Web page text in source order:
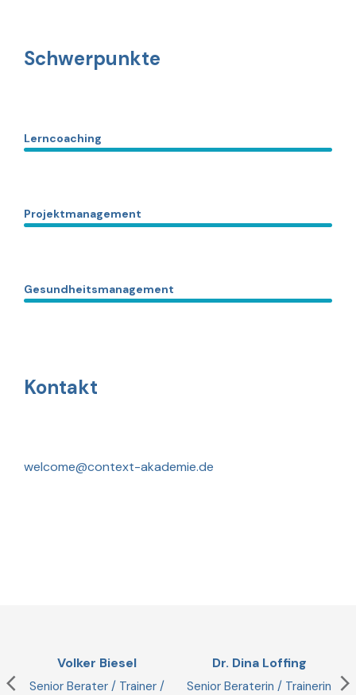
Schwerpunkte
Lerncoaching
Projektmanagement
Gesundheitsmanagement
Kontakt
welcome@context-akademie.de
Volker Biesel
Senior Berater / Trainer /
Dr. Dina Loffing
Senior Beraterin / Trainerin